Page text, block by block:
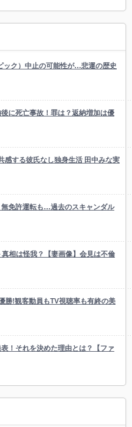
ック）中止の可能性が…悲運の歴史
に死亡事故！罪は？返納増加は優
感する彼氏なし独身生活 田中みな実
免許運転も…過去のスキャンダル
相は怪我？【妻画像】会見は不倫
勝!観客動員もTV視聴率も有終の美
！それを決めた理由とは？【ファ